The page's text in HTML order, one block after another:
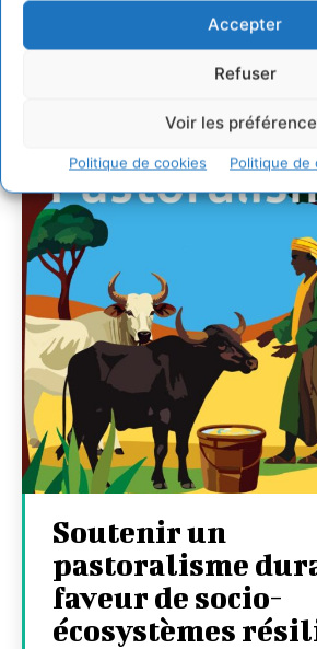
Accepter
Refuser
Voir les
Politique de cookies Politique de
Transitions
Soutenir un
pastoralisme
faveur de socio-
écosystèmes